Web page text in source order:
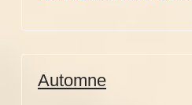
Automne